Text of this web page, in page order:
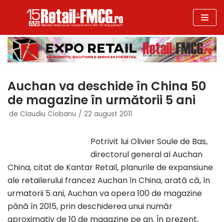
la
conținut
Auchan va deschide în China 50
de magazine în următorii 5 ani
de Claudiu Ciobanu 22 august 2011
Potrivit lui Olivier Soule de Bas,
directorul general al Auchan
China, citat de Kantar Retail, planurile de expansiune
ale retailerului francez Auchan în China, arată că, în
urmatorii 5 ani, Auchan va opera 100 de magazine
până în 2015, prin deschiderea unui număr
aproximativ de 10 de magazine pe an. În prezent,